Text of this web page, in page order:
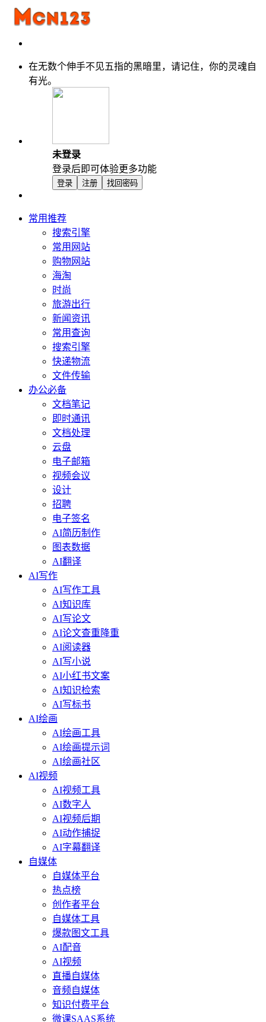
在无数个伸手不见五指的黑暗里，请记住，你的灵魂自
有光。
未登录
登录后即可体验更多功能
登录 注册 找回密码
常用推荐
搜索引擎
常用网站
购物网站
海淘
时尚
旅游出行
新闻资讯
常用查询
搜索引擎
快递物流
文件传输
办公必备
文档笔记
即时通讯
文档处理
云盘
电子邮箱
视频会议
设计
招聘
电子签名
AI简历制作
图表数据
AI翻译
AI写作
AI写作工具
AI知识库
AI写论文
AI论文查重降重
AI阅读器
AI写小说
AI小红书文案
AI知识检索
AI写标书
AI绘画
AI绘画工具
AI绘画提示词
AI绘画社区
AI视频
AI视频工具
AI数字人
AI视频后期
AI动作捕捉
AI字幕翻译
自媒体
自媒体平台
热点榜
创作者平台
自媒体工具
爆款图文工具
AI配音
AI视频
直播自媒体
音频自媒体
知识付费平台
微课SAAS系统